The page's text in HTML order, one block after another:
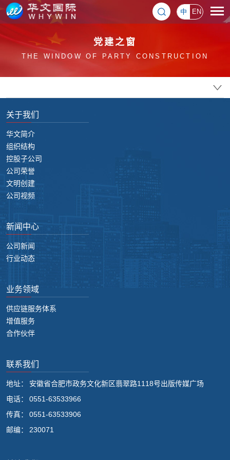
中 EN
党建之窗
THE WINDOW OF PARTY CONSTRUCTION
关于我们
华文简介
组织结构
控股子公司
公司荣誉
文明创建
公司视频
新闻中心
公司新闻
行业动态
业务领域
供应链服务体系
增值服务
合作伙伴
联系我们
地址：
安徽省合肥市政务文化新区翡翠路1118号出版传媒广场
电话：
0551-63533966
传真：
0551-63533906
邮编：
230071